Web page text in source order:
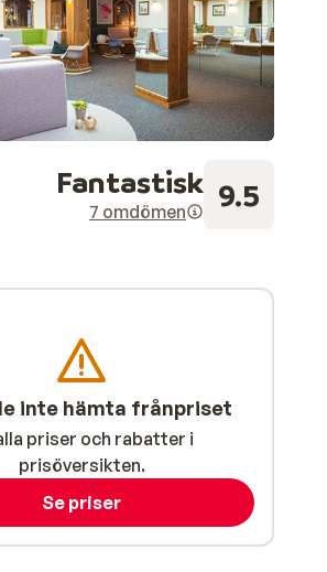
Fantastisk
7 omdömen 9.5
inte hämta frånpriset
priser och rabatter i
prisöversikten.
Se priser